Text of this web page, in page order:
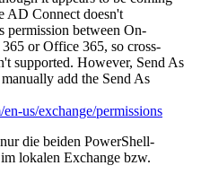
AD Connect doesn't
permission between On-
or Office 365, so cross-
supported. However, Send As
add the Send As
us/exchange/permissions
die beiden PowerShell-
lokalen Exchange bzw.